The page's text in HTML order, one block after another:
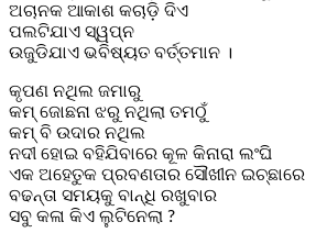
ଅଚାନକ ଆକାଶ କଚାଡ଼ି ଦିଏ
ପଲଟିଯାଏ ସ୍ୱପ୍ନ
ଉଜୁଡିଯାଏ ଭବିଷ୍ୟତ ବର୍ତ୍ତମାନ ।
କୃପଣ ନଥିଲ ଜମାରୁ
କମ୍‌ ଜୋଛନା ଝରୁ ନଥିଲା ତମଠୁଁ
କମ୍‌ ବି ଉଦାର ନଥିଲ
ନଦୀ ହୋଇ ବହିଯିବାରେ କୂଳ କିନାରା ଲଂଘି
ଏକ ଅହେତୁକ ପ୍ରବଣତାର ସୌଖୀନ ଇଚ୍ଛାରେ
ବଢନ୍ତା ସମୟକୁ ବାନ୍ଧି ରଖୁବାର
ସବୁ କଳା କିଏ ଲୁଟିନେଲା ?